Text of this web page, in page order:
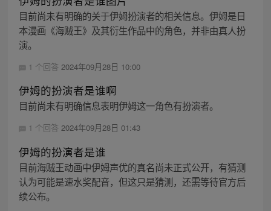
目前尚未有明确的关于伊姆扮演者的相关信息。伊姆是日
本漫画《海贼王》及其衍生作品中的角色，并非由真人扮
演。
1 个回答 2024年09月28日 10:00
伊姆的扮演者是谁啊
目前尚未有明确信息表明伊姆这一角色有扮演者。
1 个回答 2024年09月28日 01:43
伊姆的扮演者是谁
目前海贼王动画中伊姆声优的真名尚未正式公开，有猜测
认为可能是速水奖配音，但这只是猜测，还需等待官方后
续公布。